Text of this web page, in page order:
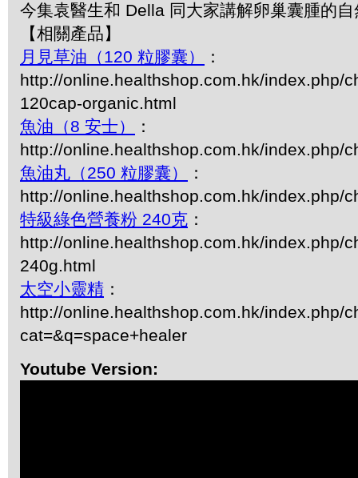
今集袁醫生和 Della 同大家講解卵巢囊腫的
【相關產品】
月見草油（120 粒膠囊）
：
http://online.healthshop.com.hk/index.php/
120cap-organic.html
魚油（8 安士）
：
http://online.healthshop.com.hk/index.php/
魚油丸（250 粒膠囊）
：
http://online.healthshop.com.hk/index.php/
特級綠色營養粉 240克 ：
http://online.healthshop.com.hk/index.php/
240g.html
太空小靈精 ：
http://online.healthshop.com.hk/index.php/
cat=&q=space+healer
Youtube Version: